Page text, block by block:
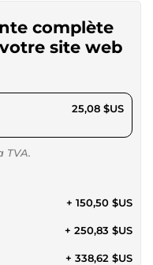
complète
site web
25,08 $US
TVA.
+ 150,50 $US
+ 250,83 $US
+ 338,62 $US